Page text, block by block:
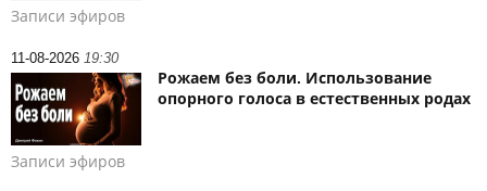
Записи эфиров
11-08-2026 19:30
Рожаем без боли. Использование
опорного голоса в естественных родах
Записи эфиров